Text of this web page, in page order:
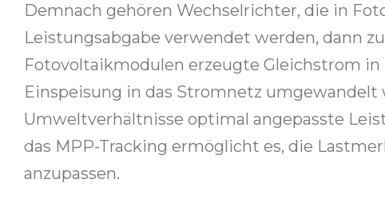
Demnach gehören Wechselrichter, die in
Leistungsabgabe verwendet werden, dann
Fotovoltaikmodulen erzeugte Gleichstrom
Einspeisung in das Stromnetz
Umweltverhältnisse optimal angepasste
das MPP-Tracking ermöglicht es, die
anzupassen.